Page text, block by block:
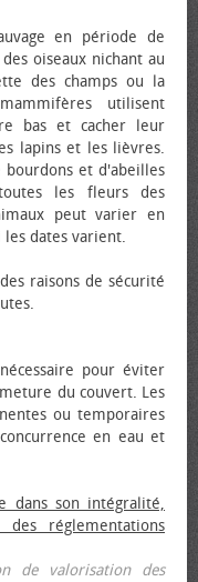
en période de
oiseaux nichant au
des champs ou la
utilisent
bas et cacher leur
lapins et les lièvres.
et d'abeilles
les fleurs des
peut varier en
dates varient.
raisons de sécurité
pour éviter
du couvert. Les
ou temporaires
en eau et
dans son intégralité,
réglementations
de valorisation des